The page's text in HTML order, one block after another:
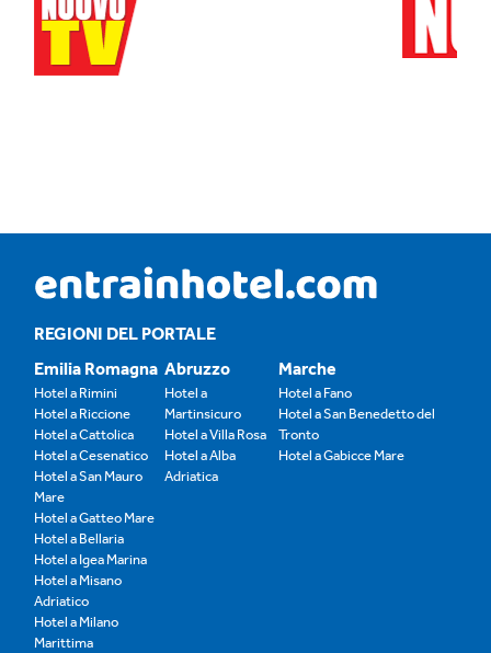
REGIONI DEL PORTALE
Emilia Romagna
Hotel a Rimini
Hotel a Riccione
Hotel a Cattolica
Hotel a Cesenatico
Hotel a San Mauro
Mare
Hotel a Gatteo Mare
Hotel a Bellaria
Hotel a Igea Marina
Hotel a Misano
Adriatico
Hotel a Milano
Marittima
Abruzzo
Hotel a
Martinsicuro
Hotel a Villa Rosa
Hotel a Alba
Adriatica
Marche
Hotel a Fano
Hotel a San Benedetto del
Tronto
Hotel a Gabicce Mare